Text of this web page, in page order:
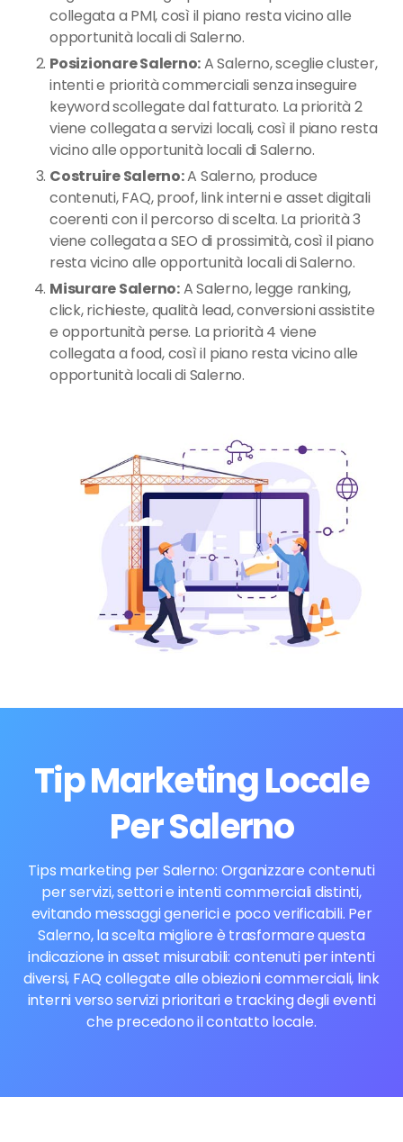
collegata a PMI, così il piano resta vicino alle
opportunità locali di Salerno.
Posizionare Salerno:A Salerno, sceglie cluster,
intenti e priorità commerciali senza inseguire
keyword scollegate dal fatturato. La priorità 2
viene collegata a servizi locali, così il piano resta
vicino alle opportunità locali di Salerno.
Costruire Salerno:A Salerno, produce
contenuti, FAQ, proof, link interni e asset digitali
coerenti con il percorso di scelta. La priorità 3
viene collegata a SEO di prossimità, così il piano
resta vicino alle opportunità locali di Salerno.
Misurare Salerno:A Salerno, legge ranking,
click, richieste, qualità lead, conversioni assistite
e opportunità perse. La priorità 4 viene
collegata a food, così il piano resta vicino alle
opportunità locali di Salerno.
Tip Marketing Locale
Per Salerno
Tips marketing per Salerno: Organizzare contenuti
per servizi, settori e intenti commerciali distinti,
evitando messaggi generici e poco verificabili. Per
Salerno, la scelta migliore è trasformare questa
indicazione in asset misurabili: contenuti per intenti
diversi, FAQ collegate alle obiezioni commerciali, link
interni verso servizi prioritari e tracking degli eventi
che precedono il contatto locale.